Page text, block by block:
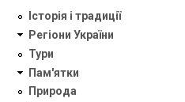
Історія і традиції
Регіони України
Тури
Пам'ятки
Природа